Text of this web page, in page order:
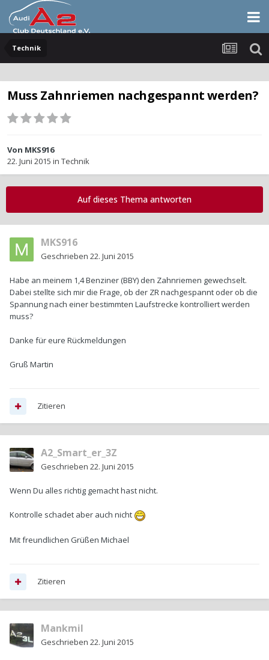
Technik
Muss Zahnriemen nachgespannt werden?
Von MKS916
22. Juni 2015 in Technik
Auf dieses Thema antworten
MKS916
Geschrieben 22. Juni 2015
Habe an meinem 1,4 Benziner (BBY) den Zahnriemen gewechselt.
Dabei stellte sich mir die Frage, ob der ZR nachgespannt oder ob die
Spannung nach einer bestimmten Laufstrecke kontrolliert werden
muss?
Danke für eure Rückmeldungen
Gruß Martin
Zitieren
A2_Smart_er_3Z
Geschrieben 22. Juni 2015
Wenn Du alles richtig gemacht hast nicht.
Kontrolle schadet aber auch nicht
Mit freundlichen Grüßen Michael
Zitieren
Mankmil
Geschrieben 22. Juni 2015